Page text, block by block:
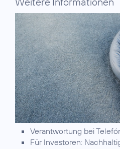
Verantwortung bei
Für Investoren: